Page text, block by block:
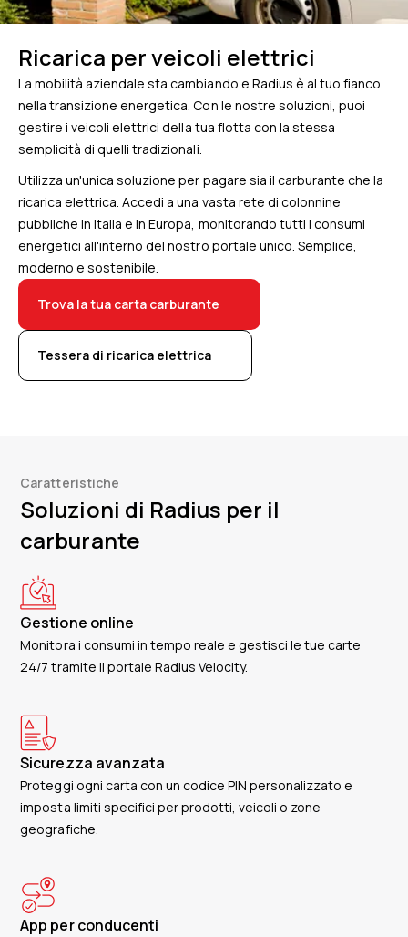
Ricarica per veicoli elettrici
La mobilità aziendale sta cambiando e Radius è al tuo fianco
nella transizione energetica. Con le nostre soluzioni, puoi
gestire i veicoli elettrici della tua flotta con la stessa
semplicità di quelli tradizionali.
Utilizza un'unica soluzione per pagare sia il carburante che la
ricarica elettrica. Accedi a una vasta rete di colonnine
pubbliche in Italia e in Europa, monitorando tutti i consumi
energetici all'interno del nostro portale unico. Semplice,
moderno e sostenibile.
Trova la tua carta carburante
Tessera di ricarica elettrica
Caratteristiche
Soluzioni di Radius per il
carburante
Gestione online
Monitora i consumi in tempo reale e gestisci le tue carte
24/7 tramite il portale Radius Velocity.
Sicurezza avanzata
Proteggi ogni carta con un codice PIN personalizzato e
imposta limiti specifici per prodotti, veicoli o zone
geografiche.
App per conducenti